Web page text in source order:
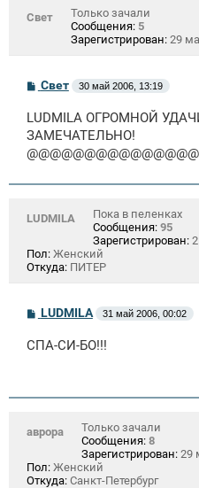
Свет
Только зачали
Сообщения: 5
Зарегистрирован: 29
С
о
б
щ
н
е
Свет 30 май 2006, 13:19
LUDMILA ОГРОМНОЙ
ЗАМЕЧАТЕЛЬНО!
LUDMILA
Пока в пеленках
Сообщения: 95
Зарегистрирован:
Пол: Женский
Откуда: ПИТЕР
С
о
б
и
LUDMILA 31 май 2006, 00:02
СПА-СИ-БО!!!
аврора
Только зачали
Сообщения: 8
Зарегистрирован: 29
Пол: Женский
Откуда: Санкт-Петербург